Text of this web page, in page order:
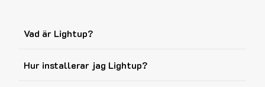
Vad är Lightup?
Hur installerar jag Lightup?